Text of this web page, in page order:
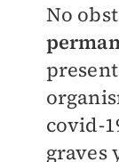
No
covid-
graves